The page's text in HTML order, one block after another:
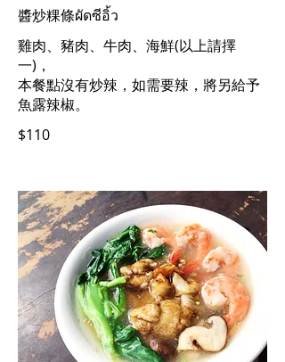
醬炒粿條ผัดซีอิ้ว
雞肉、豬肉、牛肉、海鮮(以上請擇
一)，
本餐點沒有炒辣，如需要辣，將另給予
魚露辣椒。
$110